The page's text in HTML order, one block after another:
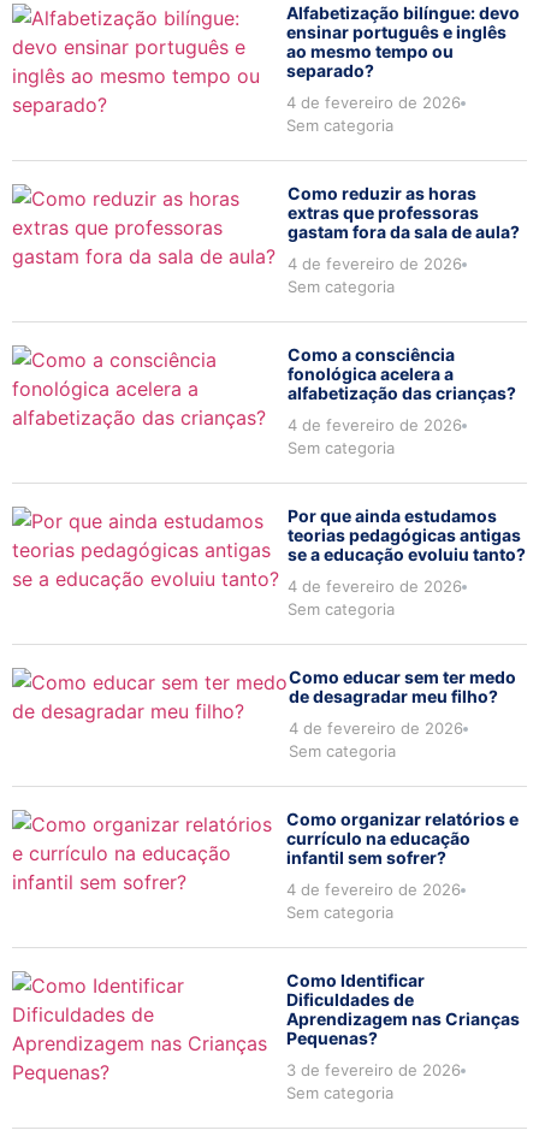
Alfabetização bilíngue: devo
ensinar português e inglês
ao mesmo tempo ou
separado?
4 de fevereiro de 2026
Sem categoria
Como reduzir as horas
extras que professoras
gastam fora da sala de aula?
4 de fevereiro de 2026
Sem categoria
Como a consciência
fonológica acelera a
alfabetização das crianças?
4 de fevereiro de 2026
Sem categoria
Por que ainda estudamos
teorias pedagógicas antigas
se a educação evoluiu tanto?
4 de fevereiro de 2026
Sem categoria
Como educar sem ter medo
de desagradar meu filho?
4 de fevereiro de 2026
Sem categoria
Como organizar relatórios e
currículo na educação
infantil sem sofrer?
4 de fevereiro de 2026
Sem categoria
Como Identificar
Dificuldades de
Aprendizagem nas Crianças
Pequenas?
3 de fevereiro de 2026
Sem categoria